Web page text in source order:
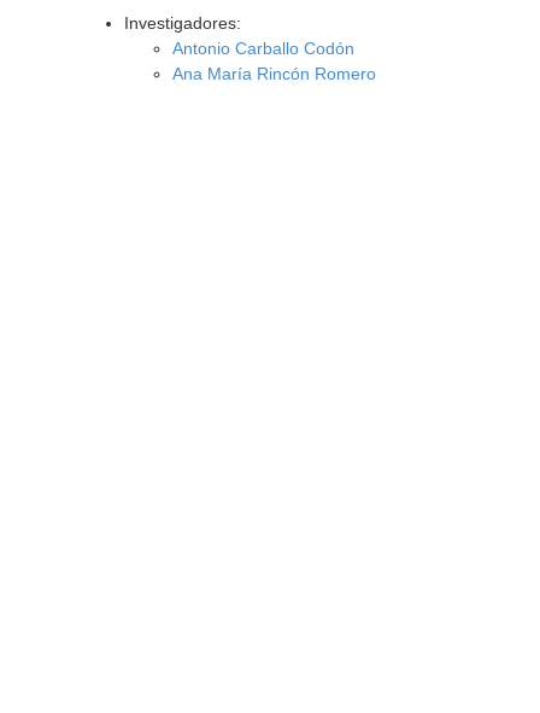
Investigadores:
Antonio Carballo Codón
Ana María Rincón Romero